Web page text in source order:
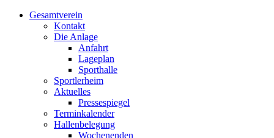
Gesamtverein
Kontakt
Die Anlage
Anfahrt
Lageplan
Sporthalle
Sportlerheim
Aktuelles
Pressespiegel
Terminkalender
Hallenbelegung
Wochenenden